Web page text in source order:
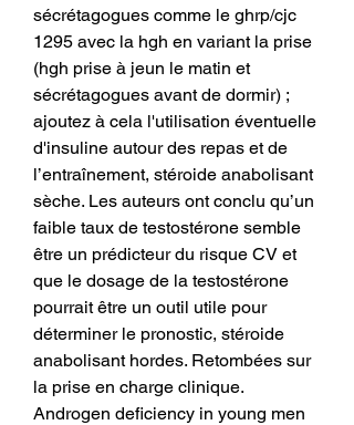
sécrétagogues comme le ghrp/cjc
1295 avec la hgh en variant la prise
(hgh prise à jeun le matin et
sécrétagogues avant de dormir) ;
ajoutez à cela l'utilisation éventuelle
d'insuline autour des repas et de
l’entraînement, stéroide anabolisant
sèche. Les auteurs ont conclu qu’un
faible taux de testostérone semble
être un prédicteur du risque CV et
que le dosage de la testostérone
pourrait être un outil utile pour
déterminer le pronostic, stéroide
anabolisant hordes. Retombées sur
la prise en charge clinique.
Androgen deficiency in young men